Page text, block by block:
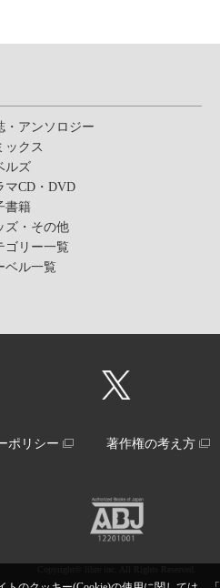
・アンソロジー
ックス
ルズ
マCD・DVD
書籍
ズ・その他
ゴリー一覧
ベル一覧
ポリシー 著作権の考え方